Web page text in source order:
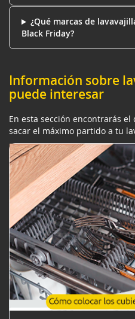
¿Qué marcas de
Black Friday?
Información sobre
puede interesar
En esta sección encontrarás
sacar el máximo partido a tu